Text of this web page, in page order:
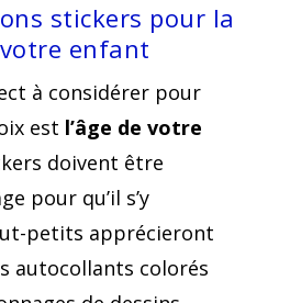
stickers pour la
enfant
à considérer pour
est l’âge de votre
doivent être
pour qu’il s’y
petits apprécieront
autocollants colorés